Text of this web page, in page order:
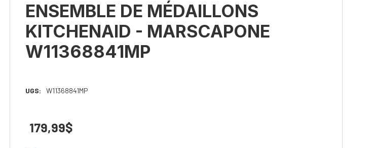
ENSEMBLE DE MÉDAILLONS
KITCHENAID - MARSCAPONE
W11368841MP
UGS: W11368841MP
179,99$